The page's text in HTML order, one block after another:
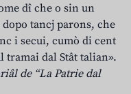
dî che o sin un
tancj parons, che
i secui, cumò di cent
tramai dal Stât talian».
de “La Patrie dal